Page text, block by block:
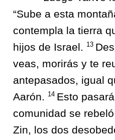
“Sube a esta
contempla la tierra
hijos de Israel.
13
veas, morirás y te
antepasados, igual
Aarón.
14 Esto
comunidad se
Zin, los dos